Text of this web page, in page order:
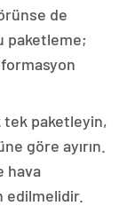
de
paketleme;
tek paketleyin,
göre ayırın.
hava
edilmelidir.